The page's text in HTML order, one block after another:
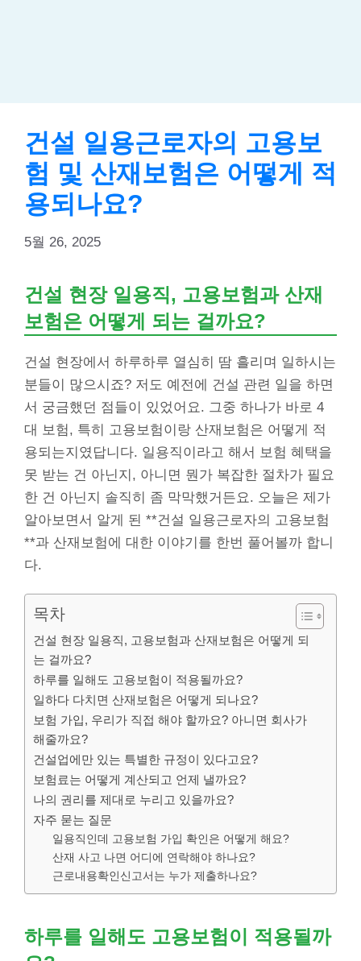
건설 일용근로자의 고용보
험 및 산재보험은 어떻게 적
용되나요?
5월 26, 2025
건설 현장 일용직, 고용보험과 산재
보험은 어떻게 되는 걸까요?
건설 현장에서 하루하루 열심히 땀 흘리며 일하시는
분들이 많으시죠? 저도 예전에 건설 관련 일을 하면
서 궁금했던 점들이 있었어요. 그중 하나가 바로 4
대 보험, 특히 고용보험이랑 산재보험은 어떻게 적
용되는지였답니다. 일용직이라고 해서 보험 혜택을
못 받는 건 아닌지, 아니면 뭔가 복잡한 절차가 필요
한 건 아닌지 솔직히 좀 막막했거든요. 오늘은 제가
알아보면서 알게 된 **건설 일용근로자의 고용보험
**과 산재보험에 대한 이야기를 한번 풀어볼까 합니
다.
목차
건설 현장 일용직, 고용보험과 산재보험은 어떻게 되
는 걸까요?
하루를 일해도 고용보험이 적용될까요?
일하다 다치면 산재보험은 어떻게 되나요?
보험 가입, 우리가 직접 해야 할까요? 아니면 회사가
해줄까요?
건설업에만 있는 특별한 규정이 있다고요?
보험료는 어떻게 계산되고 언제 낼까요?
나의 권리를 제대로 누리고 있을까요?
자주 묻는 질문
일용직인데 고용보험 가입 확인은 어떻게 해요?
산재 사고 나면 어디에 연락해야 하나요?
근로내용확인신고서는 누가 제출하나요?
하루를 일해도 고용보험이 적용될까